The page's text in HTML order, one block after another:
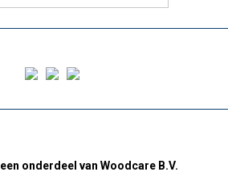
onderdeel van Woodcare B.V.